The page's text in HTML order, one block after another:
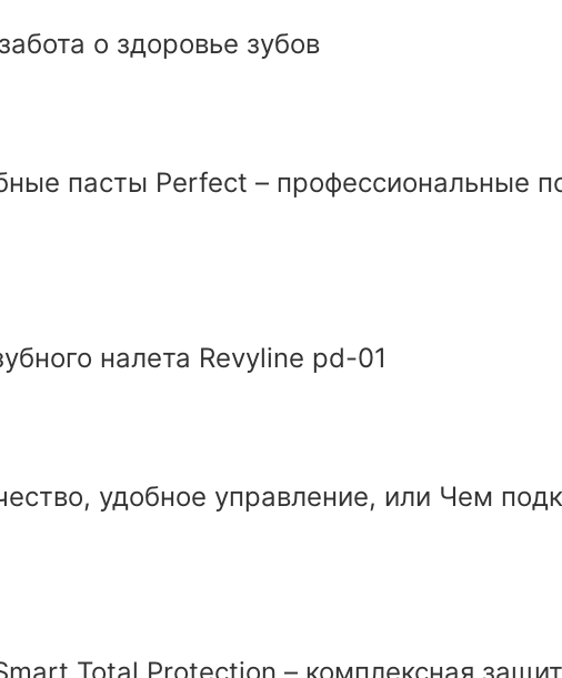
о здоровье зубов
пасты Perfect – профессиональные
налета Revyline pd-01
удобное управление, или Чем
Total Protection – комплексная